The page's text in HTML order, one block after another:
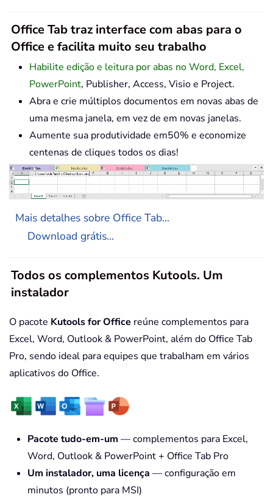
Office Tab traz interface com abas para o
Office e facilita muito seu trabalho
Habilite edição e leitura por abas no Word, Excel,
PowerPoint, Publisher, Access, Visio e Project.
Abra e crie múltiplos documentos em novas abas de
uma mesma janela, em vez de em novas janelas.
Aumente sua produtividade em50% e economize
centenas de cliques todos os dias!
Mais detalhes sobre Office Tab...
Download grátis...
Todos os complementos Kutools. Um
instalador
O pacote Kutools for Office reúne complementos para
Excel, Word, Outlook & PowerPoint, além do Office Tab
Pro, sendo ideal para equipes que trabalham em vários
aplicativos do Office.
Pacote tudo-em-um — complementos para Excel,
Word, Outlook & PowerPoint + Office Tab Pro
Um instalador, uma licença — configuração em
minutos (pronto para MSI)